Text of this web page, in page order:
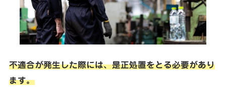
不適合が発生した際には、是正処置をとる必要があり
ます。